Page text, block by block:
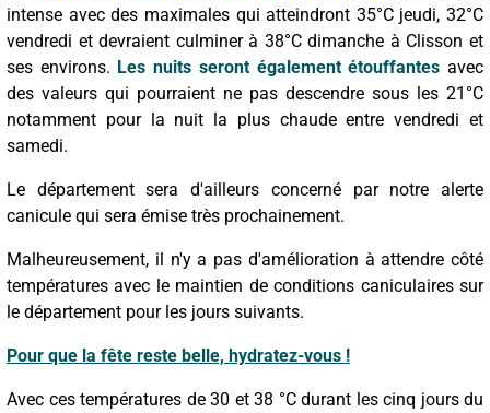
intense avec des maximales qui atteindront 35°C jeudi, 32°C
vendredi et devraient culminer à 38°C dimanche à Clisson et
ses environs. Les nuits seront également étouffantes avec
des valeurs qui pourraient ne pas descendre sous les 21°C
notamment pour la nuit la plus chaude entre vendredi et
samedi.
Le département sera d'ailleurs concerné par notre alerte
canicule qui sera émise très prochainement.
Malheureusement, il n'y a pas d'amélioration à attendre côté
températures avec le maintien de conditions caniculaires sur
le département pour les jours suivants.
Pour que la fête reste belle, hydratez-vous !
Avec ces températures de 30 et 38 °C durant les cinq jours du